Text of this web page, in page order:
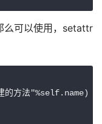
么可以使用，setattr
的方法"%self.name)